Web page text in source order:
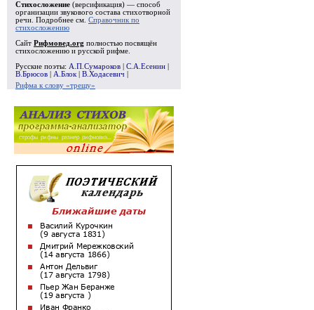
Стихосложение (версификация) — способ
организации звукового состава стихотворной
речи. Подробнее см. Справочник по
стихосложению
Сайт Рифмовед.org полностью посвящён
стихосложению и русской рифме.
Русские поэты: А.П.Сумароков С.А.Есенин
В.Брюсов
А.Блок В.Ходасевич
Рифма к слову «трещу»